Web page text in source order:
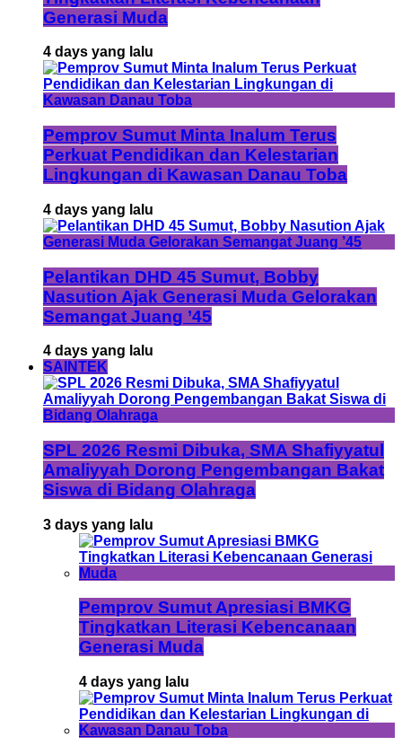
Generasi Muda
4 days yang lalu
Pemprov Sumut Minta Inalum Terus
Perkuat Pendidikan dan Kelestarian
Lingkungan di Kawasan Danau Toba
4 days yang lalu
Pelantikan DHD 45 Sumut, Bobby
Nasution Ajak Generasi Muda Gelorakan
Semangat Juang ’45
4 days yang lalu
SAINTEK
SPL 2026 Resmi Dibuka, SMA Shafiyyatul
Amaliyyah Dorong Pengembangan Bakat
Siswa di Bidang Olahraga
3 days yang lalu
Pemprov Sumut Apresiasi BMKG
Tingkatkan Literasi Kebencanaan
Generasi Muda
4 days yang lalu